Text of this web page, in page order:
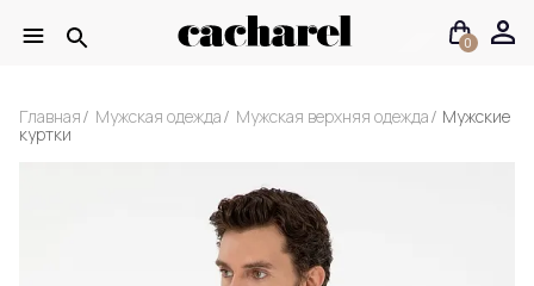
0
Главная Мужская одежда Мужская верхняя одежда Мужские
куртки